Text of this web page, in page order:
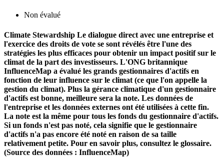
Non évalué
Climate Stewardship Le dialogue direct avec une entreprise et
l'exercice des droits de vote se sont révélés être l'une des
stratégies les plus efficaces pour obtenir un impact positif sur le
climat de la part des investisseurs. L'ONG britannique
InfluenceMap a évalué les grands gestionnaires d'actifs en
fonction de leur influence sur le climat (ce que l'on appelle la
gestion du climat). Plus la gérance climatique d'un gestionnaire
d'actifs est bonne, meilleure sera la note. Les données de
l'entreprise et les données externes ont été utilisées à cette fin.
La note est la même pour tous les fonds du gestionnaire d'actifs.
Si un fonds n'est pas noté, cela signifie que le gestionnaire
d'actifs n'a pas encore été noté en raison de sa taille
relativement petite. Pour en savoir plus, consultez le glossaire.
(Source des données : InfluenceMap)